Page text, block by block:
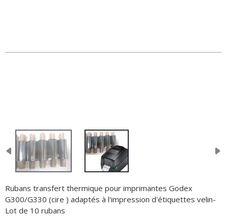
Rubans transfert thermique pour imprimantes Godex
G300/G330 (cire ) adaptés à l'impression d'étiquettes velin-
Lot de 10 rubans